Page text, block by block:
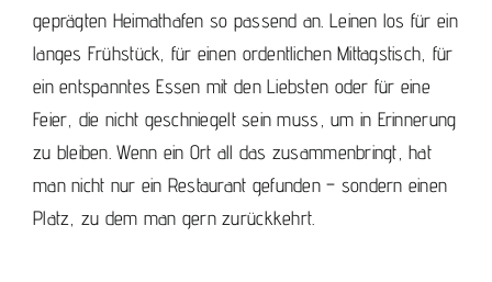
geprägten Heimathafen so passend an. Leinen los für ein
langes Frühstück, für einen ordentlichen Mittagstisch, für
ein entspanntes Essen mit den Liebsten oder für eine
Feier, die nicht geschniegelt sein muss, um in Erinnerung
zu bleiben. Wenn ein Ort all das zusammenbringt, hat
man nicht nur ein Restaurant gefunden – sondern einen
Platz, zu dem man gern zurückkehrt.